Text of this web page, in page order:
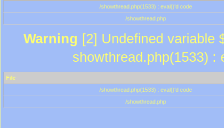
/showthread.php(1533) : eval()'d code
/showthread.php
Warning [2] Undefined variable
showthread.php(1533) :
File
/showthread.php(1533) : eval()'d code
/showthread.php